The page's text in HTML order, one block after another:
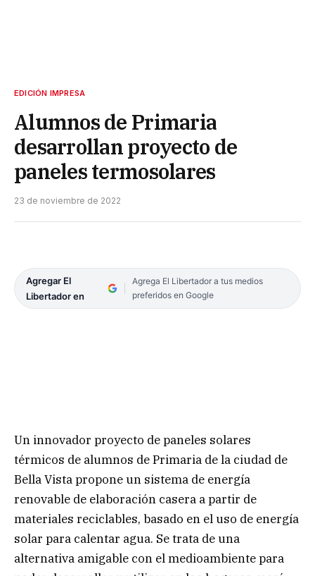
EDICIÓN IMPRESA
Alumnos de Primaria
desarrollan proyecto de
paneles termosolares
23 de noviembre de 2022
Agregar El
Libertador en
Agrega El Libertador a tus medios
preferidos en Google
Un innovador proyecto de paneles solares
térmicos de alumnos de Primaria de la ciudad de
Bella Vista propone un sistema de energía
renovable de elaboración casera a partir de
materiales reciclables, basado en el uso de energía
solar para calentar agua. Se trata de una
alternativa amigable con el medioambiente para